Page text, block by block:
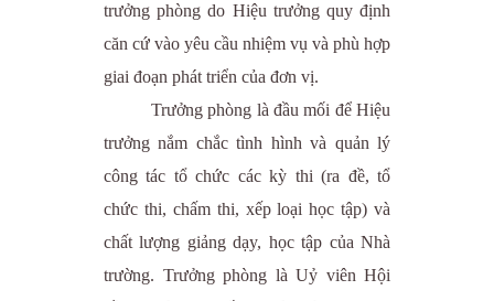
trưởng phòng do Hiệu trưởng quy định
căn cứ vào yêu cầu nhiệm vụ và phù hợp
giai đoạn phát triển của đơn vị.
Trưởng phòng là đầu mối để Hiệu
trưởng nắm chắc tình hình và quản lý
công tác tổ chức các kỳ thi (ra đề, tổ
chức thi, chấm thi, xếp loại học tập) và
chất lượng giảng dạy, học tập của Nhà
trường. Trưởng phòng là Uỷ viên Hội